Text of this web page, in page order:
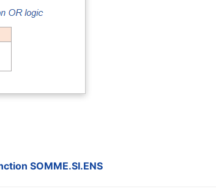
SOMME.SI.ENS